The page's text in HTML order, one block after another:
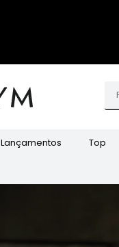
Lançamentos Top